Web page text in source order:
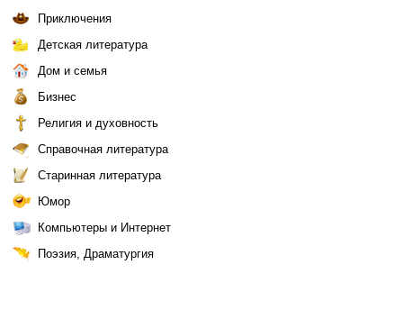
Приключения
Детская литература
Дом и семья
Бизнес
Религия и духовность
Справочная литература
Старинная литература
Юмор
Компьютеры и Интернет
Поэзия, Драматургия